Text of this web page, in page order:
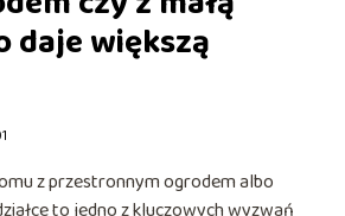
daje większą
z przestronnym ogrodem albo